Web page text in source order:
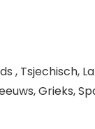
, Tsjechisch,
Grieks,